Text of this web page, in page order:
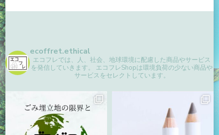
ecoffret.ethical
エコフレでは、人、社会、地球環境に配慮した商品やサービス
を発信していきます。
エコフレShopは環境負荷の少ない商品や
サービスをセレクトしています。